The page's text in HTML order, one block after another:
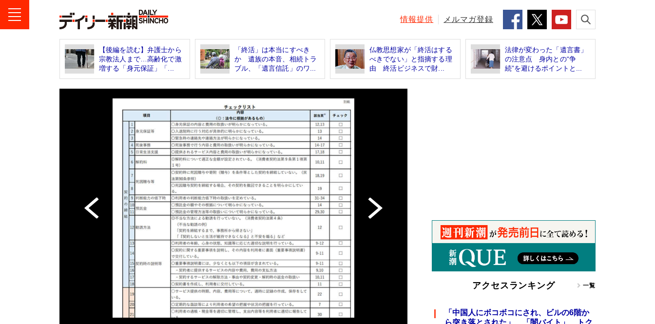
情報提供 メルマガ登録
【後編を読む】弁護士から
宗教法人まで…高齢化で激
増する「身元保証」「...
「終活」は本当にすべき
か 遺族の本音、相続トラ
ブル、「遺言信託」のワ...
仏教思想家が「終活はする
べきでない」と指摘する理
由 終活ビジネスで財...
法律が変わった「遺言書」
の注意点 身内との“争
続”を避けるポイントと...
アクセスランキング 一覧
「中国人にボコボコにされ、ビルの6階か